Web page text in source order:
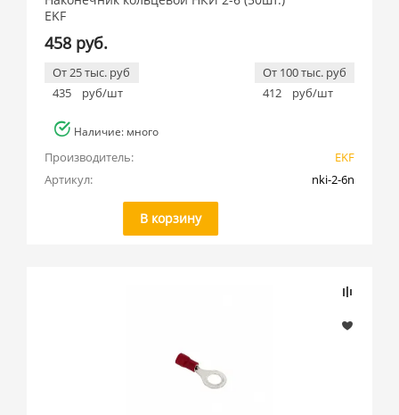
EKF
458 руб.
От 25 тыс. руб
435
руб/шт
От 100 тыс. руб
412
руб/шт
Наличие: много
Производитель:
EKF
Артикул:
nki-2-6n
В корзину